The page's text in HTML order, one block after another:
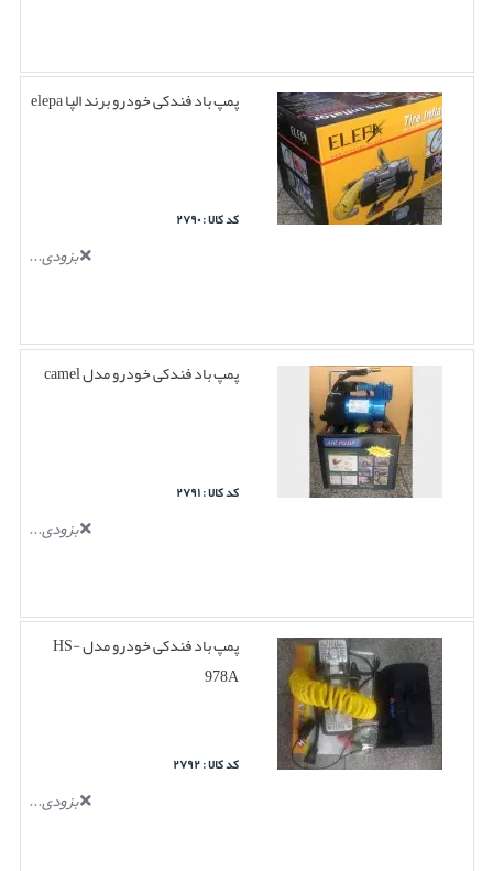
پمپ باد فندکی خودرو برند الپا elepa
کد کالا : ۲۷۹۰
بزودی...
پمپ باد فندکی خودرو مدل camel
کد کالا : ۲۷۹۱
بزودی...
پمپ باد فندکی خودرو مدل HS-
978A
کد کالا : ۲۷۹۲
بزودی...